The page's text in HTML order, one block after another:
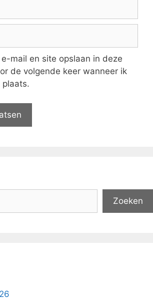
mail en site opslaan in deze
de volgende keer wanneer ik
plaats.
Zoeken